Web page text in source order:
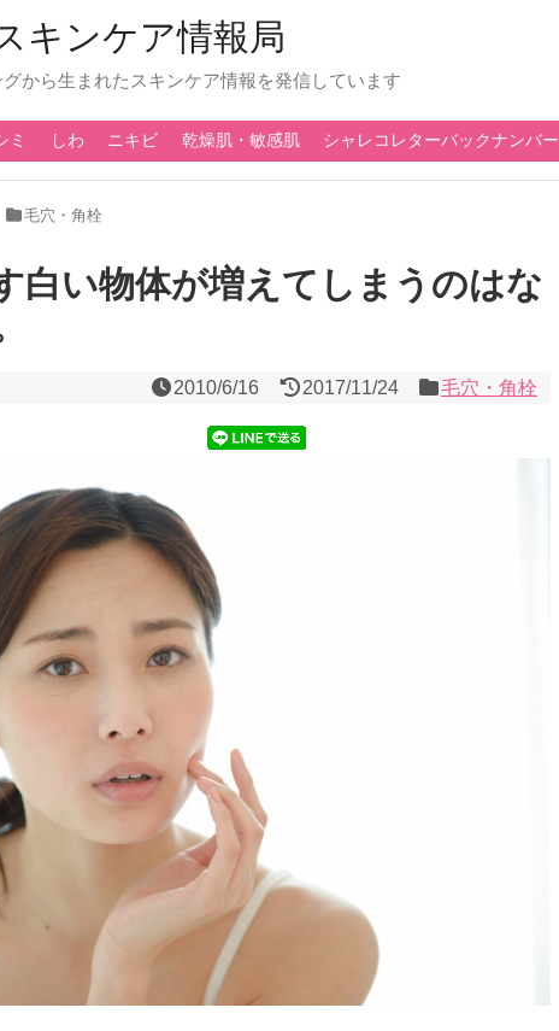
キンケア情報局
から生まれたスキンケア情報を発信しています
ミ しわ ニキビ 乾燥肌・敏感肌 シャレコレターバックナンバー
毛穴・角栓
白い物体が増えてしまうのはな
2010/6/16 2017/11/24 毛穴・角栓